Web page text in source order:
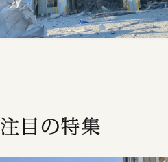
注目の特集